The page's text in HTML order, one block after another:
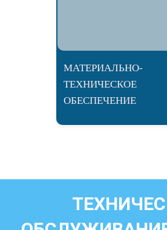
МАТЕРИАЛЬНО-
ТЕХНИЧЕСКОЕ
ОБЕСПЕЧЕНИЕ